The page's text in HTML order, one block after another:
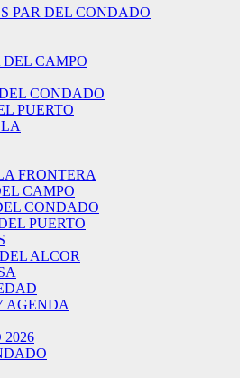
PAR DEL CONDADO
CAMPO
CONDADO
PUERTO
FRONTERA
CAMPO
CONDADO
PUERTO
ALCOR
AGENDA